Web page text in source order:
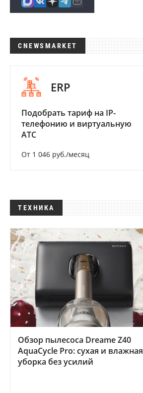
CNEWSMARKET
ERP
Подобрать тариф на IP-
телефонию и виртуальную
АТС
От 1 046 руб./месяц
ТЕХНИКА
Обзор пылесоса Dreame Z40
AquaCycle Pro: сухая и влажная
уборка без усилий